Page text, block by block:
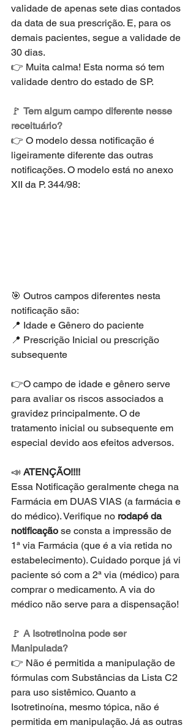
validade de apenas sete dias contados
da data de sua prescrição. E, para os
demais pacientes, segue a validade de
30 dias.
👉 Muita calma! Esta norma só tem
validade dentro do estado de SP.
🚩 Tem algum campo diferente nesse
receituário?
👉 O modelo dessa notificação é
ligeiramente diferente das outras
notificações. O modelo está no anexo
XII da P. 344/98:
🎯 Outros campos diferentes nesta
notificação são:
📍 Idade e Gênero do paciente
📍 Prescrição Inicial ou prescrição
subsequente
👉O campo de idade e gênero serve
para avaliar os riscos associados a
gravidez principalmente. O de
tratamento inicial ou subsequente em
especial devido aos efeitos adversos.
📣 ATENÇÃO!!!!
Essa Notificação geralmente chega na
Farmácia em DUAS VIAS (a farmácia e
do médico). Verifique no rodapé da
notificação se consta a impressão de
1ª via Farmácia (que é a via retida no
estabelecimento). Cuidado porque já vi
paciente só com a 2ª via (médico) para
comprar o medicamento. A via do
médico não serve para a dispensação!
🚩 A Isotretinoina pode ser
Manipulada?
👉 Não é permitida a manipulação de
fórmulas com Substâncias da Lista C2
para uso sistêmico. Quanto a
Isotretinoína, mesmo tópica, não é
permitida em manipulação. Já as outras